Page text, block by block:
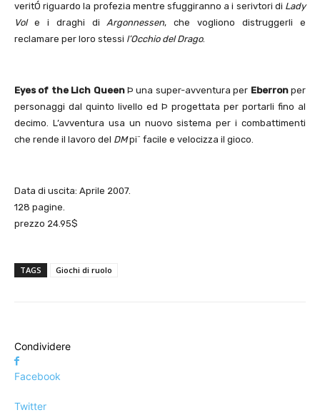
veritÓ riguardo la profezia mentre sfuggiranno a i serivtori di Lady
Vole i draghi diArgonnessen, che vogliono distruggerli e
reclamare per loro stessi l’Occhio del Drago.
Eyes of the Lich QueenÞ una super-avventura per Eberronper
personaggi dal quinto livello ed Þ progettata per portarli fino al
decimo. L’avventura usa un nuovo sistema per i combattimenti
che rende il lavoro del DMpi¨ facile e velocizza il gioco.
Data di uscita: Aprile 2007.
128 pagine.
prezzo 24.95$
TAGS Giochi di ruolo
Condividere
Facebook
Twitter